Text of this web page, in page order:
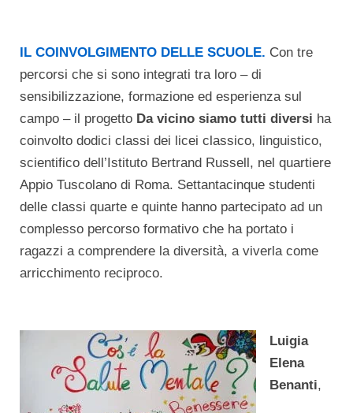
IL COINVOLGIMENTO DELLE SCUOLE. Con tre
percorsi che si sono integrati tra loro – di
sensibilizzazione, formazione ed esperienza sul
campo – il progetto Da vicino siamo tutti diversi ha
coinvolto dodici classi dei licei classico, linguistico,
scientifico dell’Istituto Bertrand Russell, nel quartiere
Appio Tuscolano di Roma. Settantacinque studenti
delle classi quarte e quinte hanno partecipato ad un
complesso percorso formativo che ha portato i
ragazzi a comprendere la diversità, a viverla come
arricchimento reciproco.
Luigia
Elena
Benanti,